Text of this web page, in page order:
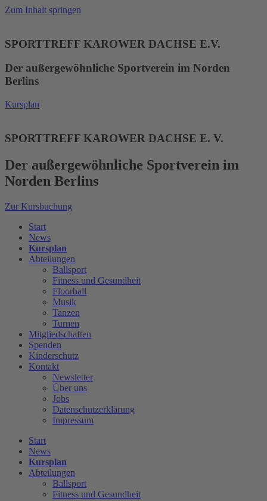
Zum Inhalt springen
SPORTTREFF KAROWER DACHSE E.V.
Der außergewöhnliche Sportverein im Norden
Berlins
Kursplan
SPORTTREFF KAROWER DACHSE E. V.
Der außergewöhnliche Sportverein im
Norden Berlins
Zur Kursbuchung
Start
News
Kursplan
Abteilungen
Ballsport
Fitness und Gesundheit
Floorball
Musik
Tanzen
Turnen
Mitgliedschaften
Spenden
Kinderschutz
Kontakt
Newsletter
Über uns
Jobs
Datenschutzerklärung
Impressum
Start
News
Kursplan
Abteilungen
Ballsport
Fitness und Gesundheit